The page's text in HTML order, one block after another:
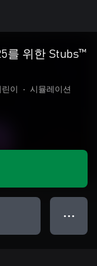
를 위한 Stubs™
이 • 시뮬레이션
● ● ●